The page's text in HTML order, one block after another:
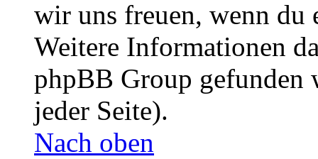
wir uns freuen, wenn
Weitere Informationen
phpBB Group gefunden
jeder Seite).
Nach oben